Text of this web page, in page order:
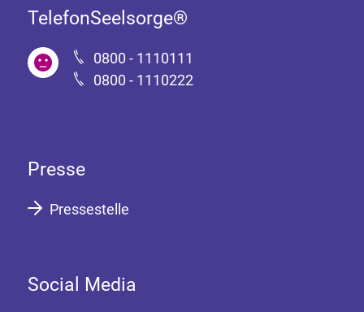
TelefonSeelsorge®
0800 - 1110111
0800 - 1110222
Presse
Pressestelle
Social Media